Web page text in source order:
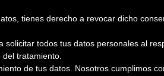
tienes derecho a revocar dicho
solicitar todos tus datos personales al
tratamiento.
de tus datos. Nosotros cumplimos